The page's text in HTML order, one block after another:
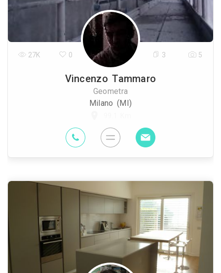
Vincenzo Tammaro
Geometra
Milano (MI)
27K 0 3 5